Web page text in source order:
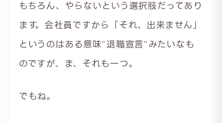
もちろん、やらないという選択肢だってあり
ます。会社員ですから「それ、出来ません」
というのはある意味”退職宣言”みたいなも
のですが、ま、それも一つ。
でもね。